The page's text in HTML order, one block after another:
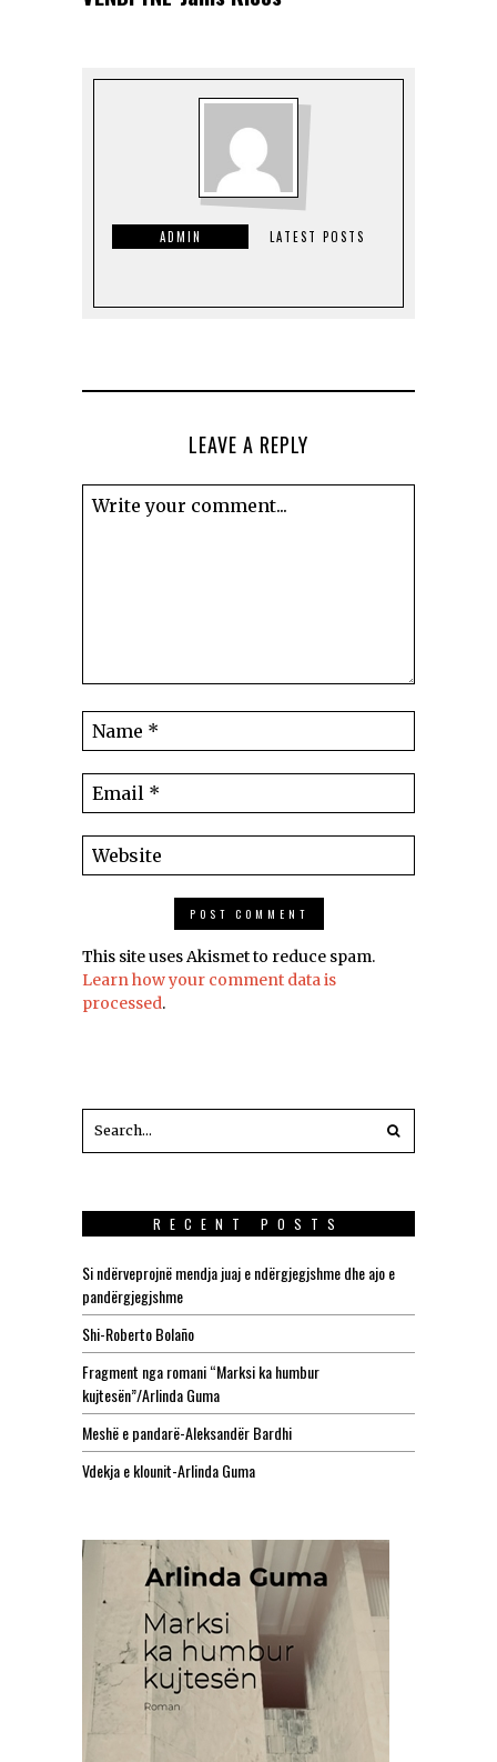
ADMIN LATEST POSTS
LEAVE A REPLY
This site uses Akismet to reduce spam.
Learn how your comment data is
processed.
RECENT POSTS
Si ndërveprojnë mendja juaj e ndërgjegjshme dhe ajo e
pandërgjegjshme
Shi-Roberto Bolaño
Fragment nga romani “Marksi ka humbur
kujtesën”/Arlinda Guma
Meshë e pandarë-Aleksandër Bardhi
Vdekja e klounit-Arlinda Guma